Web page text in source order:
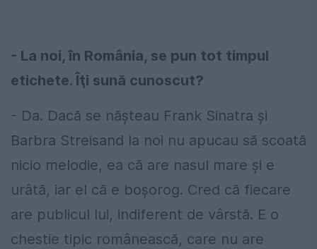
- La noi, în România, se pun tot timpul
etichete. Îţi sună cunoscut?
- Da. Dacă se năşteau Frank Sinatra şi
Barbra Streisand la noi nu apucau să scoată
nicio melodie, ea că are nasul mare şi e
urâtă, iar el că e boşorog. Cred că fiecare
are publicul lui, indiferent de vârstă. E o
chestie tipic românească, care nu are